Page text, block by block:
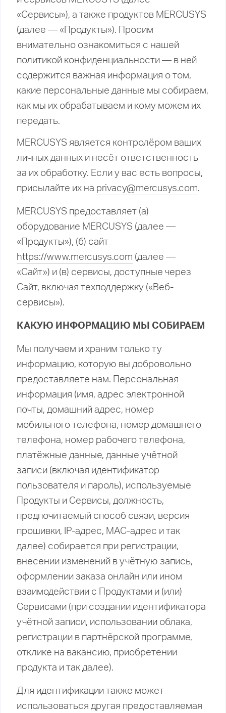
«Сервисы»), а также продуктов MERCUSYS
(далее — «Продукты»). Просим
внимательно ознакомиться с нашей
политикой конфиденциальности — в ней
содержится важная информация о том,
какие персональные данные мы собираем,
как мы их обрабатываем и кому можем их
передать.
MERCUSYS является контролёром ваших
личных данных и несёт ответственность
за их обработку. Если у вас есть вопросы,
присылайте их на privacy@mercusys.com.
MERCUSYS предоставляет (а)
оборудование MERCUSYS (далее —
«Продукты»), (б) сайт
https://www.mercusys.com (далее —
«Сайт») и (в) сервисы, доступные через
Сайт, включая техподдержку («Веб-
сервисы»).
КАКУЮ ИНФОРМАЦИЮ МЫ СОБИРАЕМ
Мы получаем и храним только ту
информацию, которую вы добровольно
предоставляете нам. Персональная
информация (имя, адрес электронной
почты, домашний адрес, номер
мобильного телефона, номер домашнего
телефона, номер рабочего телефона,
платёжные данные, данные учётной
записи (включая идентификатор
пользователя и пароль), используемые
Продукты и Сервисы, должность,
предпочитаемый способ связи, версия
прошивки, IP-адрес, MAC-адрес и так
далее) собирается при регистрации,
внесении изменений в учётную запись,
оформлении заказа онлайн или ином
взаимодействии с Продуктами и (или)
Сервисами (при создании идентификатора
учётной записи, использовании облака,
регистрации в партнёрской программе,
отклике на вакансию, приобретении
продукта и так далее).
Для идентификации также может
использоваться другая предоставляемая